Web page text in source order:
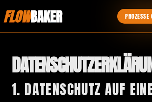
Inhalt
PROZESSE
1. DATENSCHUTZ AUF